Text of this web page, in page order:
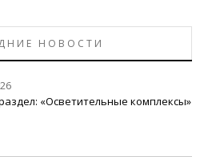
НОВОСТИ
«Осветительные комплексы»